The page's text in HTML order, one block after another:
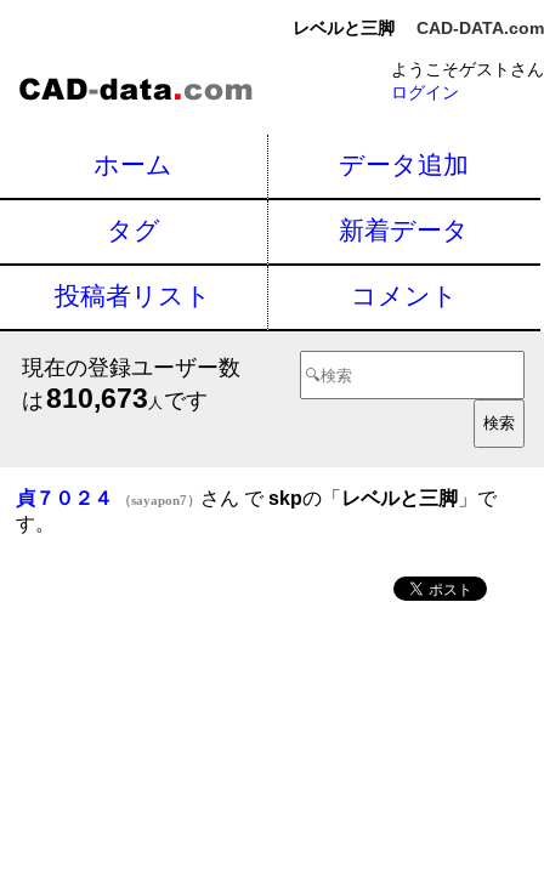
レベルと三脚 CAD-DATA.com
ようこそゲストさん
ログイン
ホーム データ追加
タグ 新着データ
投稿者リスト コメント
現在の登録ユーザー数
は810,673 人 です
貞７０２４ （sayapon7） さん でskpの「 レベルと三脚 」で
す。